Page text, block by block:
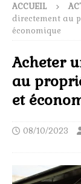
ACCUEIL
directement au
économique
Acheter
au
et
08/10/2023